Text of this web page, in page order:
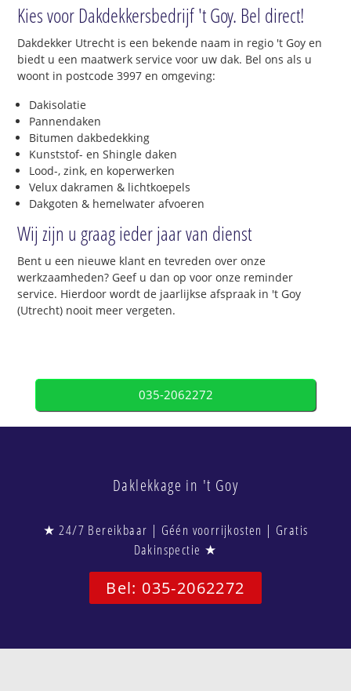
Kies voor Dakdekkersbedrijf 't Goy. Bel direct!
Dakdekker Utrecht is een bekende naam in regio 't Goy en
biedt u een maatwerk service voor uw dak. Bel ons als u
woont in postcode 3997 en omgeving:
Dakisolatie
Pannendaken
Bitumen dakbedekking
Kunststof- en Shingle daken
Lood-, zink, en koperwerken
Velux dakramen & lichtkoepels
Dakgoten & hemelwater afvoeren
Wij zijn u graag ieder jaar van dienst
Bent u een nieuwe klant en tevreden over onze
werkzaamheden? Geef u dan op voor onze reminder
service. Hierdoor wordt de jaarlijkse afspraak in 't Goy
(Utrecht) nooit meer vergeten.
035-2062272
Daklekkage in 't Goy
★ 24/7 Bereikbaar | Géén voorrijkosten | Gratis
Dakinspectie ★
Bel: 035-2062272